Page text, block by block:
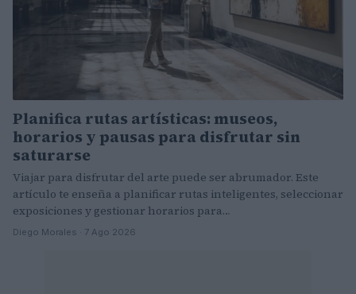
Planifica rutas artísticas: museos,
horarios y pausas para disfrutar sin
saturarse
Viajar para disfrutar del arte puede ser abrumador. Este
artículo te enseña a planificar rutas inteligentes, seleccionar
exposiciones y gestionar horarios para…
Diego Morales · 7 Ago 2026